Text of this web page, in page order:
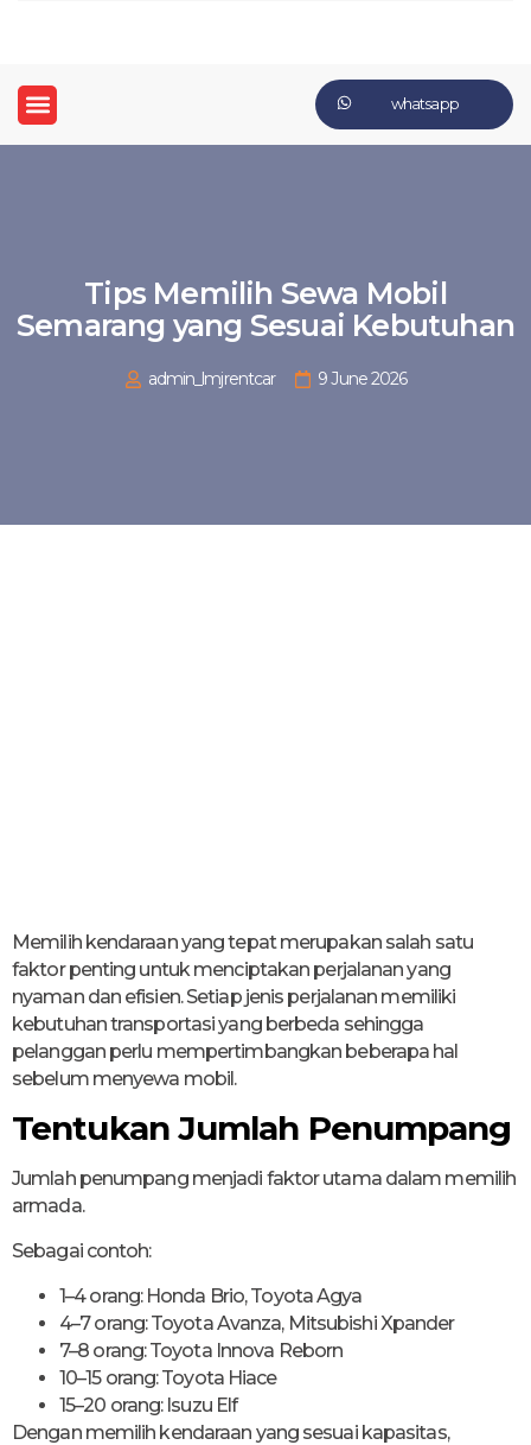
whatsapp
Tips Memilih Sewa Mobil
Semarang yang Sesuai Kebutuhan
admin_lmjrentcar 9 June 2026
Memilih kendaraan yang tepat merupakan salah satu
faktor penting untuk menciptakan perjalanan yang
nyaman dan efisien. Setiap jenis perjalanan memiliki
kebutuhan transportasi yang berbeda sehingga
pelanggan perlu mempertimbangkan beberapa hal
sebelum menyewa mobil.
Tentukan Jumlah Penumpang
Jumlah penumpang menjadi faktor utama dalam memilih
armada.
Sebagai contoh:
1–4 orang: Honda Brio, Toyota Agya
4–7 orang: Toyota Avanza, Mitsubishi Xpander
7–8 orang: Toyota Innova Reborn
10–15 orang: Toyota Hiace
15–20 orang: Isuzu Elf
Dengan memilih kendaraan yang sesuai kapasitas,